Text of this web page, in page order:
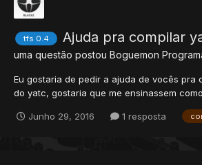
tfs 0.4 Ajuda pra compilar
uma questão postou Boguemon
Eu gostaria de pedir a ajuda de vocês pra
do yatc, gostaria que me ensinassem
entende? Aqui o link das sources
Junho 29, 2016 1 resposta